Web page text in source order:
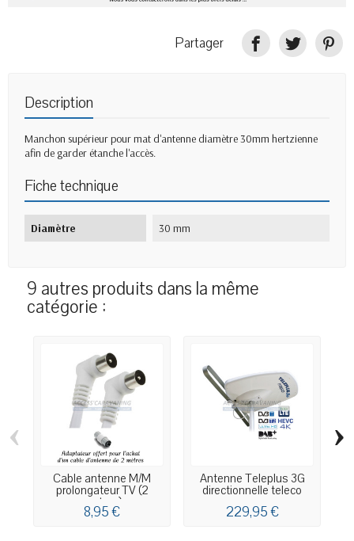
Partager
Description
Manchon supérieur pour mat d'antenne diamètre 30mm hertzienne
afin de garder étanche l'accès.
Fiche technique
Diamètre 30 mm
9 autres produits dans la même
catégorie :
Cable antenne M/M
prolongateur TV (2
metres)
8,95 €
Antenne Teleplus 3G
directionnelle teleco
229,95 €
‹ ›